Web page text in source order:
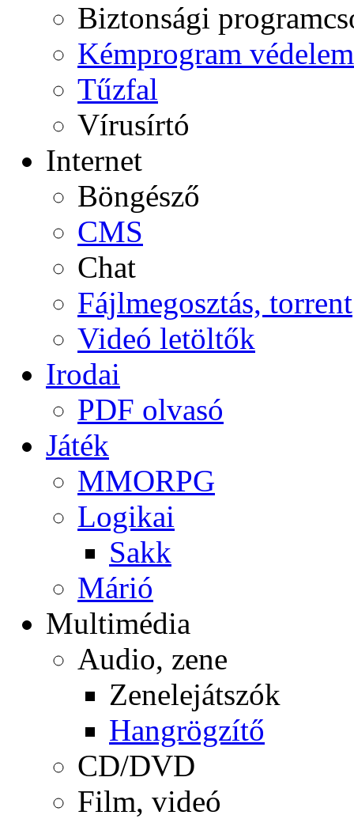
Biztonsági
Kémprogram védelem
Tűzfal
Vírusírtó
Internet
Böngésző
CMS
Chat
Fájlmegosztás, torrent
Videó letöltők
Irodai
PDF olvasó
Játék
MMORPG
Logikai
Sakk
Márió
Multimédia
Audio, zene
Zenelejátszók
Hangrögzítő
CD/DVD
Film, videó